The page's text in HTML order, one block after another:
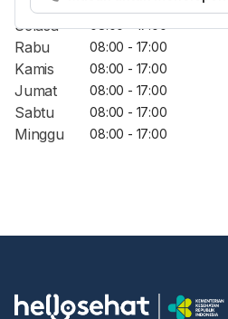
Senin 08:00 - 17:00
Selasa 08:00 - 17:00
Rabu 08:00 - 17:00
Kamis 08:00 - 17:00
Jumat 08:00 - 17:00
Sabtu 08:00 - 17:00
Minggu 08:00 - 17:00